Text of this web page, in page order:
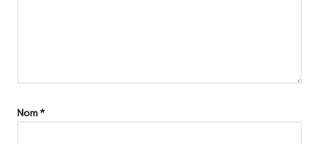
Nom*